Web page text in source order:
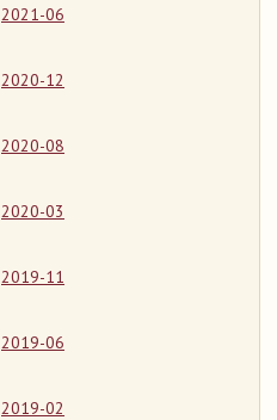
2021-06
2020-12
2020-08
2020-03
2019-11
2019-06
2019-02